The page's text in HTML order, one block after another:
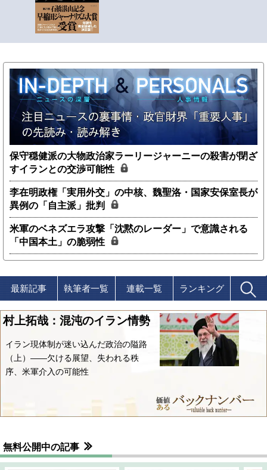
保守穏健派の大物政治家ラーリージャーニーの殺害が閉ざ
すイランとの交渉可能性
李在明政権「実用外交」の中核、魏聖洛・国家安保室長が
異例の「自主派」批判
米軍のベネズエラ攻撃「沈黙のレーダー」で意識される
「中国本土」の脆弱性
最新記事 執筆者一覧 連載一覧 ランキング
村上拓哉：混沌のイラン情勢
イラン現体制が迷い込んだ政治の隘路
（上）――欠ける展望、失われる秩
序、米軍介入の可能性
無料公開中の記事